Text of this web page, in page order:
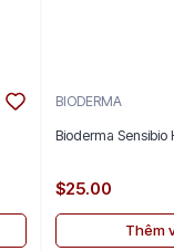
BIODERMA
Bioderma Sensibio
$25.00
Thêm